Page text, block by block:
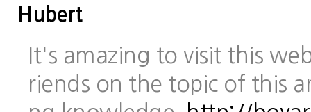
Hubert
It's amazing to visit this
riends on the topic of this